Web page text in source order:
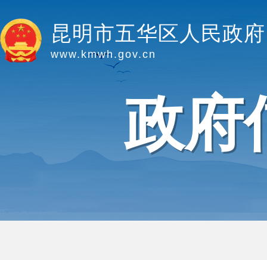
昆明市五华区人民政府
www.kmwh.gov.cn
政府